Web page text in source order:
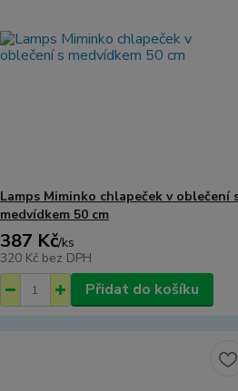
Lamps Miminko chlapeček v oblečení
medvídkem 50 cm
387 Kč/ks
320 Kč bez DPH
Přidat do košíku